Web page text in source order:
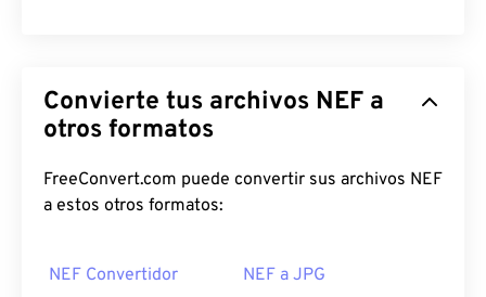
Convierte tus archivos NEF a
otros formatos
FreeConvert.com puede convertir sus archivos NEF
a estos otros formatos:
NEF Convertidor NEF a JPG